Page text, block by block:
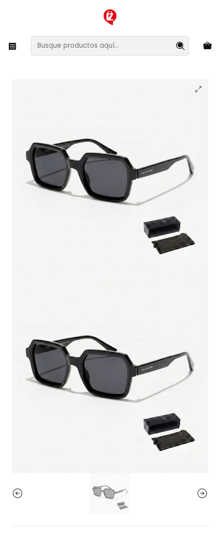
XMAS SALE ¡Compra antes de que la oferta termine!
Lentes y Accesorios Lentes de Sol
Lentes de Sol Hawkers Minimal Max Alex Marquez
HMMX24BBTZ - Talla 52mm